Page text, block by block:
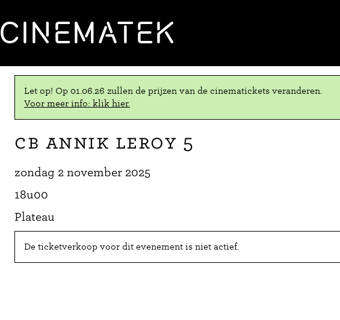
CINEMATEK
Let op! Op 01.06.26 zullen de prijzen van de cinematickets veranderen.
Voor meer info: klik hier.
CB Annik Leroy 5
zondag 2 november 2025
18u00
Plateau
De ticketverkoop voor dit evenement is niet actief.